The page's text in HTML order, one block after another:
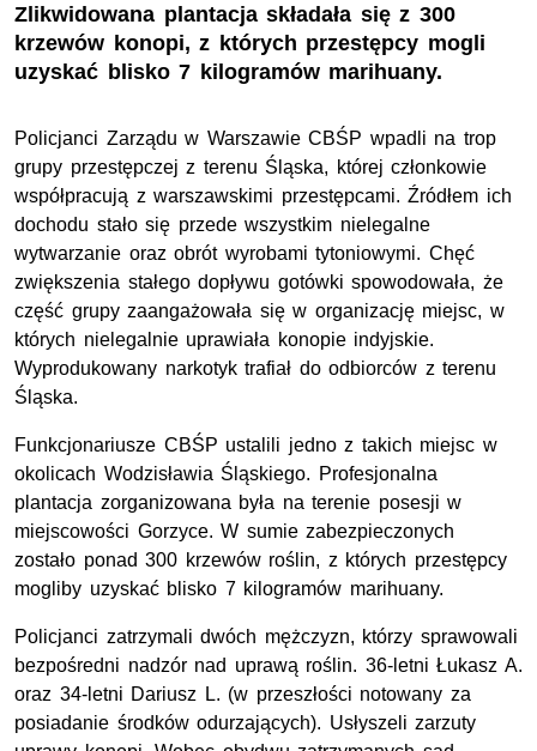
Zlikwidowana plantacja składała się z 300
krzewów konopi, z których przestępcy mogli
uzyskać blisko 7 kilogramów marihuany.
Policjanci Zarządu w Warszawie CBŚP wpadli na trop
grupy przestępczej z terenu Śląska, której członkowie
współpracują z warszawskimi przestępcami. Źródłem ich
dochodu stało się przede wszystkim nielegalne
wytwarzanie oraz obrót wyrobami tytoniowymi. Chęć
zwiększenia stałego dopływu gotówki spowodowała, że
część grupy zaangażowała się w organizację miejsc, w
których nielegalnie uprawiała konopie indyjskie.
Wyprodukowany narkotyk trafiał do odbiorców z terenu
Śląska.
Funkcjonariusze CBŚP ustalili jedno z takich miejsc w
okolicach Wodzisławia Śląskiego. Profesjonalna
plantacja zorganizowana była na terenie posesji w
miejscowości Gorzyce. W sumie zabezpieczonych
zostało ponad 300 krzewów roślin, z których przestępcy
mogliby uzyskać blisko 7 kilogramów marihuany.
Policjanci zatrzymali dwóch mężczyzn, którzy sprawowali
bezpośredni nadzór nad uprawą roślin. 36-letni Łukasz A.
oraz 34-letni Dariusz L. (w przeszłości notowany za
posiadanie środków odurzających). Usłyszeli zarzuty